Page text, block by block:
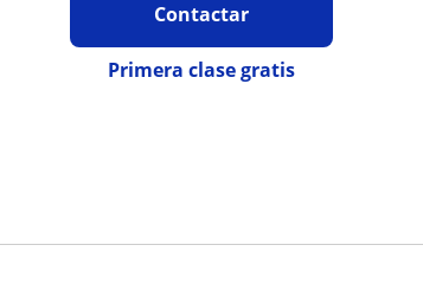
Contactar
Primera clase gratis